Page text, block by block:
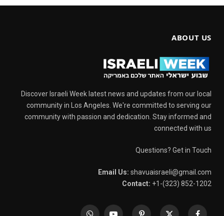
ABOUT US
Discover Israeli Week latest news and updates from our local
community in Los Angeles. We're committed to serving our
community with passion and dedication. Stay informed and
connected with us
Questions? Get in Touch
Email Us: shavuaisraeli@gmail.com
Contact: +1-(323) 852-1202